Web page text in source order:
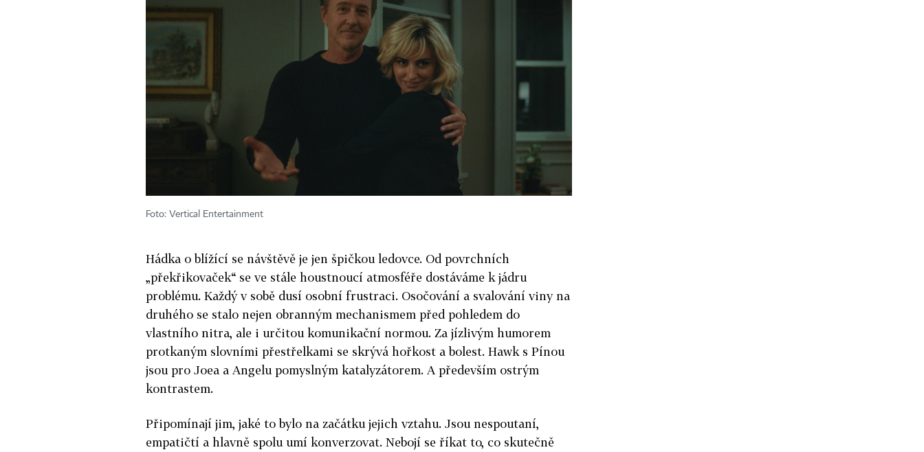
Foto: Vertical Entertainment
Hádka o blížící se návštěvě je jen špičkou ledovce. Od povrchních
„překřikovaček“ se ve stále houstnoucí atmosféře dostáváme k jádru
problému. Každý v sobě dusí osobní frustraci. Osočování a svalování viny na
druhého se stalo nejen obranným mechanismem před pohledem do
vlastního nitra, ale i určitou komunikační normou. Za jízlivým humorem
protkaným slovními přestřelkami se skrývá hořkost a bolest. Hawk s Pínou
jsou pro Joea a Angelu pomyslným katalyzátorem. A především ostrým
kontrastem.
Připomínají jim, jaké to bylo na začátku jejich vztahu. Jsou nespoutaní,
empatičtí a hlavně spolu umí konverzovat. Nebojí se říkat to, co skutečně